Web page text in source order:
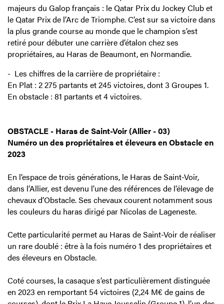
majeurs du Galop français : le Qatar Prix du Jockey Club et
le Qatar Prix de l’Arc de Triomphe. C’est sur sa victoire dans
la plus grande course au monde que le champion s’est
retiré pour débuter une carrière d’étalon chez ses
propriétaires, au Haras de Beaumont, en Normandie.
- Les chiffres de la carrière de propriétaire :
En Plat : 2 275 partants et 245 victoires, dont 3 Groupes 1.
En obstacle : 81 partants et 4 victoires.
OBSTACLE - Haras de Saint-Voir (Allier - 03)
Numéro un des propriétaires et éleveurs en Obstacle en
2023
En l’espace de trois générations, le Haras de Saint-Voir,
dans l’Allier, est devenu l’une des références de l’élevage de
chevaux d’Obstacle. Ses chevaux courent notamment sous
les couleurs du haras dirigé par Nicolas de Lageneste.
Cette particularité permet au Haras de Saint-Voir de réaliser
un rare doublé : être à la fois numéro 1 des propriétaires et
des éleveurs en Obstacle.
Coté courses, la casaque s’est particulièrement distinguée
en 2023 en remportant 54 victoires (2,24 M€ de gains de